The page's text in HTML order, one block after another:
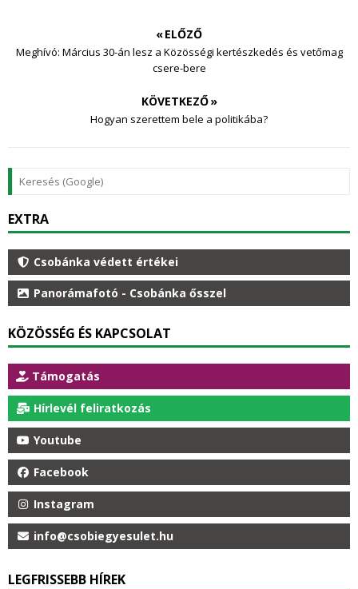
« ELŐZŐ
Meghívó: Március 30-án lesz a Közösségi kertészkedés és vetőmag
csere-bere
KÖVETKEZŐ »
Hogyan szerettem bele a politikába?
EXTRA
Csobánka védett értékei
Panorámafotó - Csobánka ősszel
KÖZÖSSÉG ÉS KAPCSOLAT
Támogatás
Hírlevél feliratkozás
Youtube
Facebook
Instagram
info@csobiegyesulet.hu
LEGFRISSEBB HÍREK